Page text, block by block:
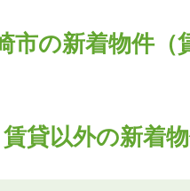
市の新着物件（
賃貸以外の新着